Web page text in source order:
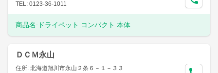
TEL: 0123-36-1011
商品名: ドライペット コンパクト 本体
ＤＣＭ永山
住所: 北海道旭川市永山２条６－１－３３